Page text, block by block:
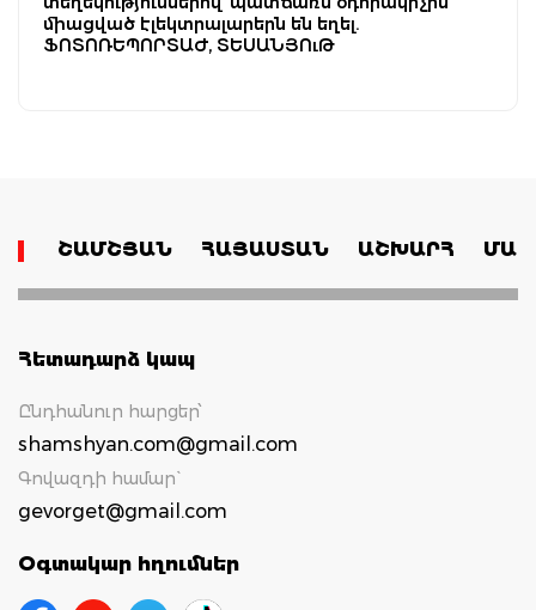
միացված էլեկտրալարերն են եղել.
ՖՈՏՈՌԵՊՈՐՏԱԺ, ՏԵՍԱՆՅՈւԹ
ՇԱՄՇՅԱՆ ՀԱՅԱՍՏԱՆ ԱՇԽԱՐՀ
Հետադարձ կապ
Ընդհանուր հարցեր՝
shamshyan.com@gmail.com
Գովազդի համար`
gevorget@gmail.com
Օգտակար հղումներ